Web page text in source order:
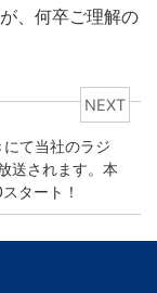
、何卒ご理解の
NEXT
て当社のラジ
送されます。本
タート！